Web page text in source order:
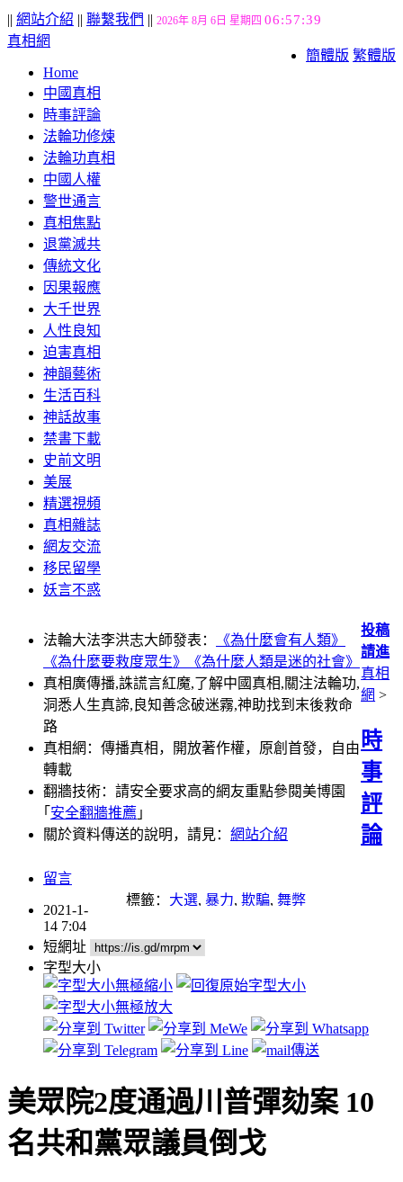
|| 網站介紹 || 聯繫我們 || 2026年 8月 6日 星期四 06:57:40
簡體版 繁體版
真相網
Home
中國真相
時事評論
法輪功修煉
法輪功真相
中國人權
警世通言
真相焦點
退黨滅共
傳統文化
因果報應
大千世界
人性良知
迫害真相
神韻藝術
生活百科
神話故事
禁書下載
史前文明
美展
精選視頻
真相雜誌
網友交流
移民留學
妖言不惑
法輪大法李洪志大師發表：
《為什麼會有人類》
《為什麼要救度眾生》
《為什麼人類是迷的社會》
真相廣傳播,誅謊言紅魔,了解中國真相,關注法輪功,
洞悉人生真諦,良知善念破迷霧,神助找到末後救命
路
真相網：傳播真相，開放著作權，原創首發，自由
轉載
翻牆技術：請安全要求高的網友重點參閱美博園
｢ 安全翻牆推薦 ｣
關於資料傳送的說明，請見： 網站介紹
投稿
請進
真相
網 >
時
事
評
論
留言
標籤： 大選, 暴力, 欺騙, 舞弊
2021-1-
14 7:04
短網址
字型大小
美眾院2度通過川普彈劾案 10
名共和黨眾議員倒戈